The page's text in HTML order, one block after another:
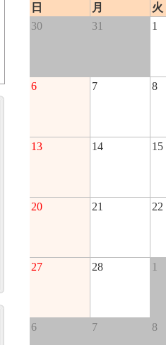
日 月 火
30
31 1
6 7 8
13 14 15
20 21 22
27 28 1
6 7 8